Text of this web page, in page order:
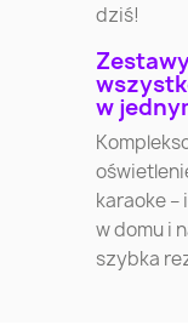
dziś!
w
karaoke
w domu i
szybka